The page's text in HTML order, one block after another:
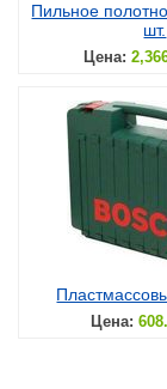
Пильное
шт.
Цена:
Цена: